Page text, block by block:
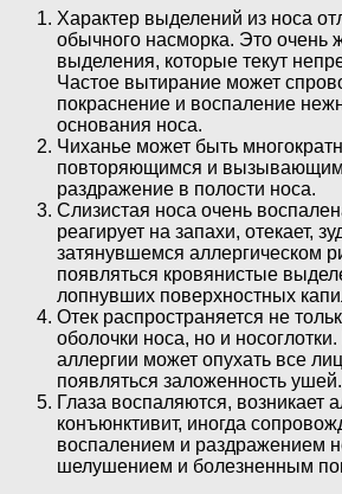
Характер выделений из носа
обычного насморка. Это очень
выделения, которые текут
Частое вытирание может
покраснение и воспаление
основания носа.
Чиханье может быть
повторяющимся и
раздражение в полости носа.
Слизистая носа очень
реагирует на запахи, отекает,
затянувшемся аллергическом
появляться кровянистые
лопнувших поверхностных
Отек распространяется не
оболочки носа, но и
аллергии может опухать все
появляться заложенность ушей.
Глаза воспаляются, возникает
конъюнктивит, иногда
воспалением и раздражением
шелушением и болезненным